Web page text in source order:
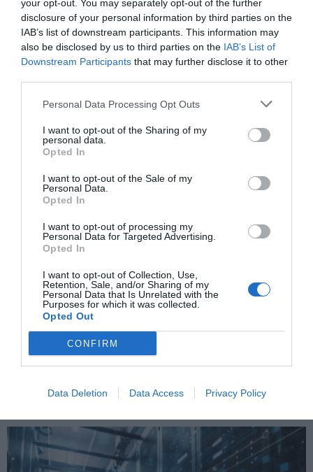
your opt-out. You may separately opt-out of the further
disclosure of your personal information by third parties on the
IAB’s list of downstream participants. This information may
also be disclosed by us to third parties on the IAB’s List of
Downstream Participants that may further disclose it to other
Personal Data Processing Opt Outs
I want to opt-out of the Sharing of my
personal data.
Opted In
I want to opt-out of the Sale of my
Personal Data.
Opted In
I want to opt-out of processing my
Personal Data for Targeted Advertising.
Opted In
I want to opt-out of Collection, Use,
Retention, Sale, and/or Sharing of my
Personal Data that Is Unrelated with the
Purposes for which it was collected.
Opted Out
CONFIRM
Data Deletion Data Access Privacy Policy
Cassandra: Ισχυρή καταιγίδα σαρώνει την Κεντρική και Νότια